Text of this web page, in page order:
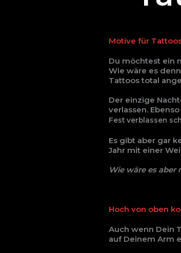
Motive für
Du möchtest ein
Wie wäre es
Tattoos total
Der einzige
verlassen. Ebenso
Fest verblassen
Es gibt aber gar
Jahr mit einer
Wie wäre es
Hoch von oben
Auch wenn Dein
auf Deinem Arm